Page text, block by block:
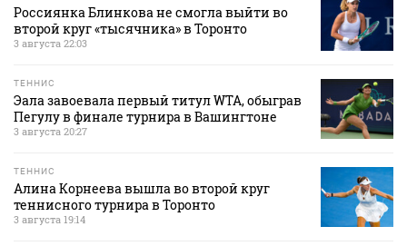
Россиянка Блинкова не смогла выйти во
второй круг «тысячника» в Торонто
3 августа 22:03
ТЕННИС
Эала завоевала первый титул WTA, обыграв
Пегулу в финале турнира в Вашингтоне
3 августа 20:27
ТЕННИС
Алина Корнеева вышла во второй круг
теннисного турнира в Торонто
3 августа 19:14